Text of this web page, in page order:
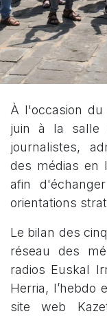
À l'occasion du
juin à la salle
journalistes,
des médias en
afin
orientations
Le bilan des
réseau des
radios Euskal
Herria, l’hebdo
site web